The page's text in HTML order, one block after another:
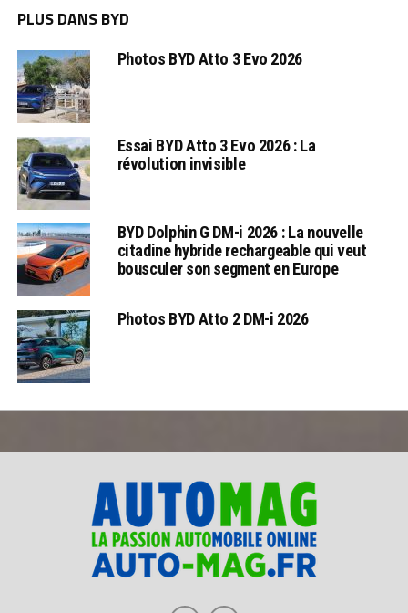
PLUS DANS BYD
Photos BYD Atto 3 Evo 2026
Essai BYD Atto 3 Evo 2026 : La
révolution invisible
BYD Dolphin G DM-i 2026 : La nouvelle
citadine hybride rechargeable qui veut
bousculer son segment en Europe
Photos BYD Atto 2 DM-i 2026